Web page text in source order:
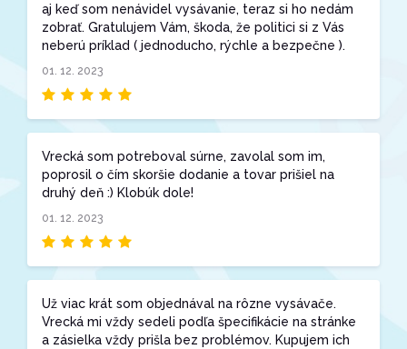
aj keď som nenávidel vysávanie, teraz si ho nedám
zobrať. Gratulujem Vám, škoda, že politici si z Vás
neberú príklad ( jednoducho, rýchle a bezpečne ).
01. 12. 2023
Vrecká som potreboval súrne, zavolal som im,
poprosil o čím skoršie dodanie a tovar prišiel na
druhý deň :) Klobúk dole!
01. 12. 2023
Už viac krát som objednával na rôzne vysávače.
Vrecká mi vždy sedeli podľa špecifikácie na stránke
a zásielka vždy prišla bez problémov. Kupujem ich